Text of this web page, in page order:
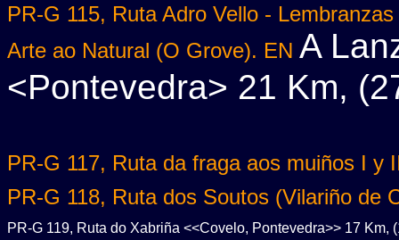
PR-G 115, Ruta Adro Vello -
Arte ao Natural (O Grove). EN A
<Pontevedra> 21 Km,
PR-G 117, Ruta da fraga aos muiños I y
PR-G 118, Ruta dos Soutos (Vilariño de
PR-G 119, Ruta do Xabriña <<Covelo, Pontevedra>> 17 Km,